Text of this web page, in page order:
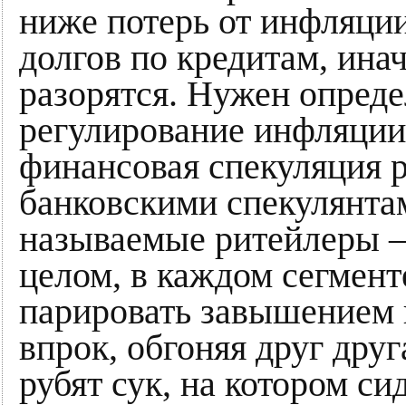
ниже потерь от
долгов по кредитам,
разорятся. Нужен
регулирование
финансовая спекуляция
банковскими
называемые ритейлеры
целом, в каждом
парировать
впрок, обгоняя друг
рубят сук, на котором